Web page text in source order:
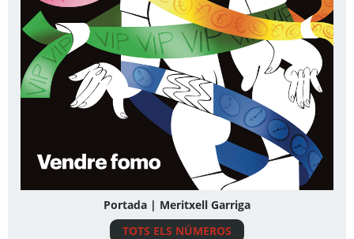
Portada | Meritxell Garriga
TOTS ELS NÚMEROS